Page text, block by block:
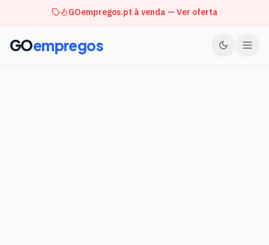
GOempregos.pt à venda — Ver oferta
GOempregos